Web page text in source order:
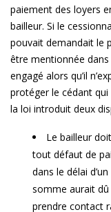
paiement des loyers
bailleur. Si le
pouvait demandait le
être mentionnée
engagé alors qu’il
protéger le cédant
la loi introduit deux
Le bailleur
tout défaut de
dans le délai
somme aurait
prendre contact